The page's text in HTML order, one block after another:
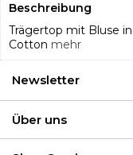
Beschreibung
Trägertop mit Bluse
Cotton mehr
Newsletter
Über uns